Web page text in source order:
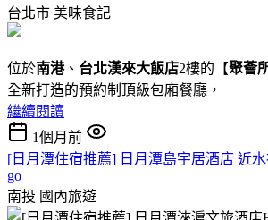
台北市 美味食記
位於南港、 台北漢來大飯店2樓的【聚薈
全新打造的預約制頂級包廂餐廳，
繼續閱讀
1個月前
[日月潭住宿推薦] 日月潭島宇居酒店 近
go
南投 國內旅遊